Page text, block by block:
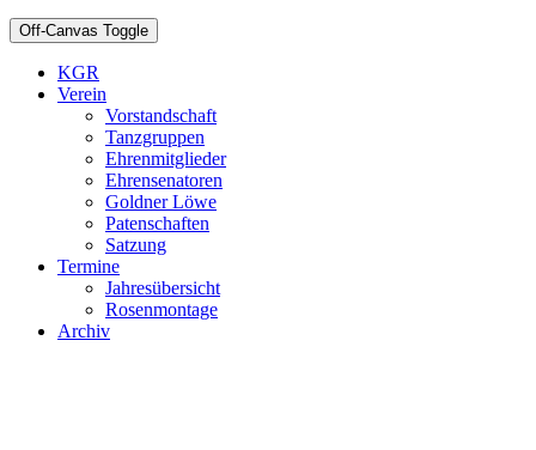
Off-Canvas Toggle
KGR
Verein
Vorstandschaft
Tanzgruppen
Ehrenmitglieder
Ehrensenatoren
Goldner Löwe
Patenschaften
Satzung
Termine
Jahresübersicht
Rosenmontage
Archiv